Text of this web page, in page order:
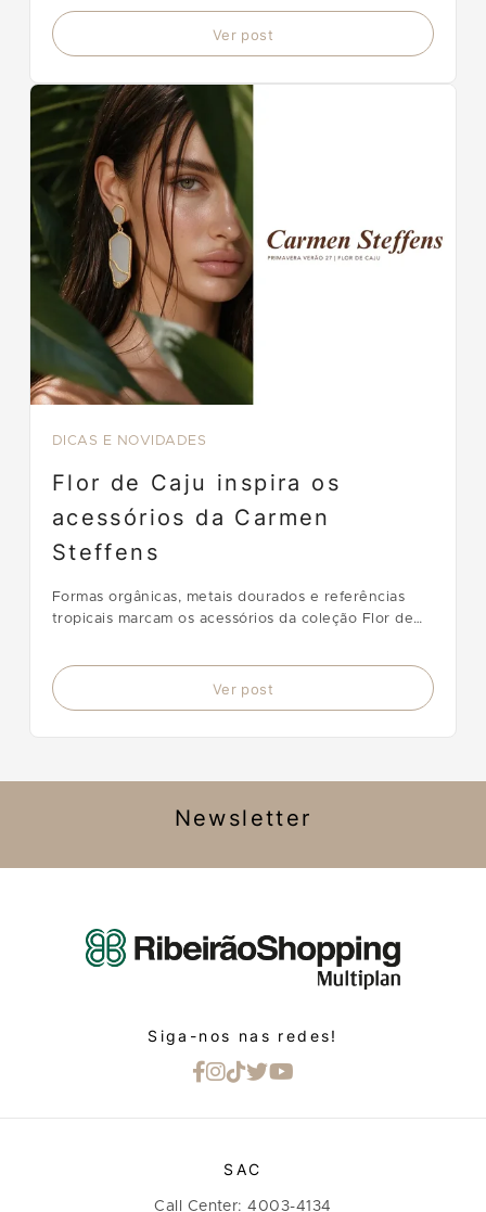
Ver post
DICAS E NOVIDADES
Flor de Caju inspira os
acessórios da Carmen
Steffens
Formas orgânicas, metais dourados e referências
tropicais marcam os acessórios da coleção Flor de
Ver post
Newsletter
Siga-nos nas redes!
SAC
Call Center: 4003-4134